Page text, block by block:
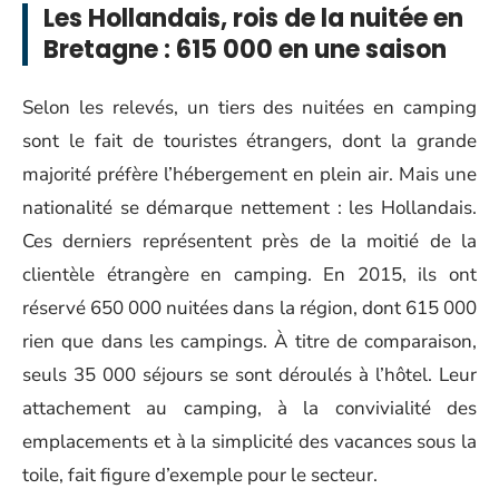
Les Hollandais, rois de la nuitée en
Bretagne : 615 000 en une saison
Selon les relevés, un tiers des nuitées en camping
sont le fait de touristes étrangers, dont la grande
majorité préfère l’hébergement en plein air. Mais une
nationalité se démarque nettement : les Hollandais.
Ces derniers représentent près de la moitié de la
clientèle étrangère en camping. En 2015, ils ont
réservé 650 000 nuitées dans la région, dont 615 000
rien que dans les campings. À titre de comparaison,
seuls 35 000 séjours se sont déroulés à l’hôtel. Leur
attachement au camping, à la convivialité des
emplacements et à la simplicité des vacances sous la
toile, fait figure d’exemple pour le secteur.